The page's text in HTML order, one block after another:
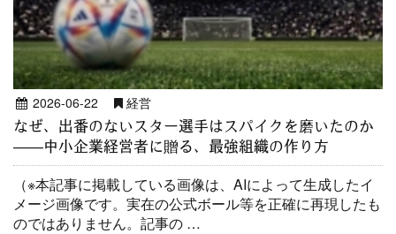
2026-06-22 経営
なぜ、出番のないスター選手はスパイクを磨いたのか
——中小企業経営者に贈る、最強組織の作り方
（※本記事に掲載している画像は、AIによって生成したイ
メージ画像です。実在の公式ボール等を正確に再現したも
のではありません。記事の …